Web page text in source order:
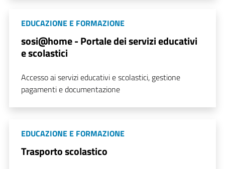
EDUCAZIONE E FORMAZIONE
sosi@home - Portale dei servizi educativi
e scolastici
Accesso ai servizi educativi e scolastici, gestione
pagamenti e documentazione
EDUCAZIONE E FORMAZIONE
Trasporto scolastico